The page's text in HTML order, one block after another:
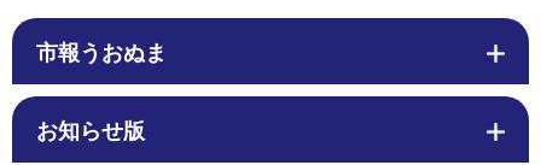
市報うおぬま
お知らせ版